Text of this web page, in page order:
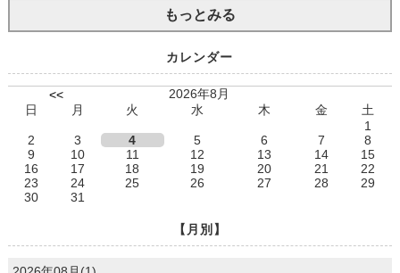
もっとみる
カレンダー
<<
2026年8月
日
月 火 水 木 金
土
1
2
3 4 5 6 7
8
9
10 11 12 13 14
15
16
17 18 19 20 21
22
23
24 25 26 27 28
29
30
31
【月別】